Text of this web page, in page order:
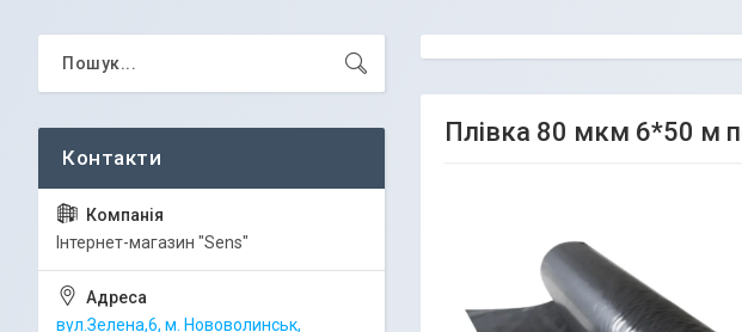
Плівка 80 мкм 6*50 м
Iнтернет-магазин "Sens"
вул.Зелена,6, м. Нововолинськ,